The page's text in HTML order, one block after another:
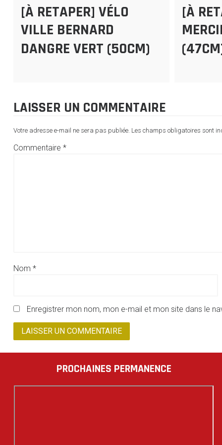
[À RETAPER] VÉLO
VILLE BERNARD
DANGRE VERT (50CM)
[À
LAISSER UN COMMENTAIRE
Votre adresse e-mail ne sera pas publiée. Les champs obligatoires sont
Commentaire *
Nom *
Enregistrer mon nom, mon e-mail et mon site dans le
PROCHAINES PERMANENCE